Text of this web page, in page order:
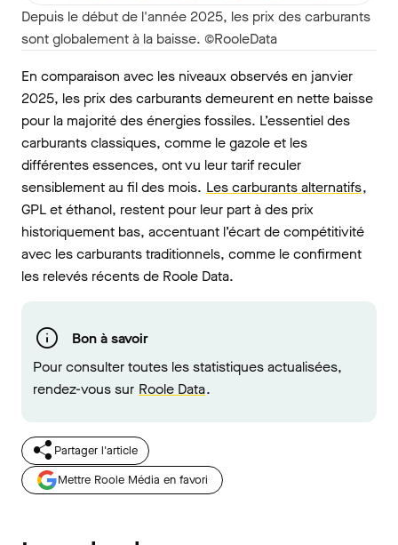
Depuis le début de l'année 2025, les prix des carburants
sont globalement à la baisse. ©RooleData
En comparaison avec les niveaux observés en janvier
2025, les prix des carburants demeurent en nette baisse
pour la majorité des énergies fossiles. L’essentiel des
carburants classiques, comme le gazole et les
différentes essences, ont vu leur tarif reculer
sensiblement au fil des mois. Les carburants alternatifs,
GPL et éthanol, restent pour leur part à des prix
historiquement bas, accentuant l’écart de compétitivité
avec les carburants traditionnels, comme le confirment
les relevés récents de Roole Data.
Bon à savoir
Pour consulter toutes les statistiques actualisées,
rendez-vous sur Roole Data.
Partager l'article
Mettre Roole Média en favori